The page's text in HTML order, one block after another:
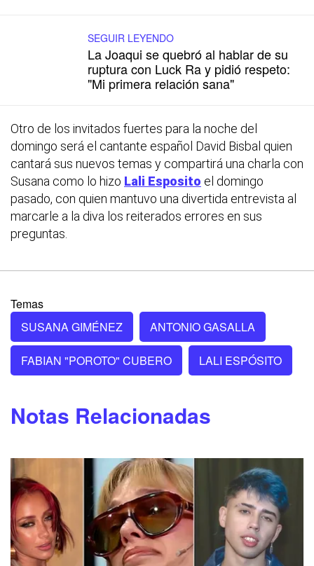
SEGUIR LEYENDO
La Joaqui se quebró al hablar de su
ruptura con Luck Ra y pidió respeto:
"Mi primera relación sana"
Otro de los invitados fuertes para la noche del
domingo será el cantante español David Bisbal quien
cantará sus nuevos temas y compartirá una charla con
Susana como lo hizo Lali Esposito el domingo
pasado, con quien mantuvo una divertida entrevista al
marcarle a la diva los reiterados errores en sus
preguntas.
Temas
SUSANA GIMÉNEZ
ANTONIO GASALLA
FABIAN "POROTO" CUBERO LALI ESPÓSITO
Notas Relacionadas